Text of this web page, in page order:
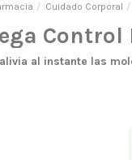
Cuidado Corporal
al instante las